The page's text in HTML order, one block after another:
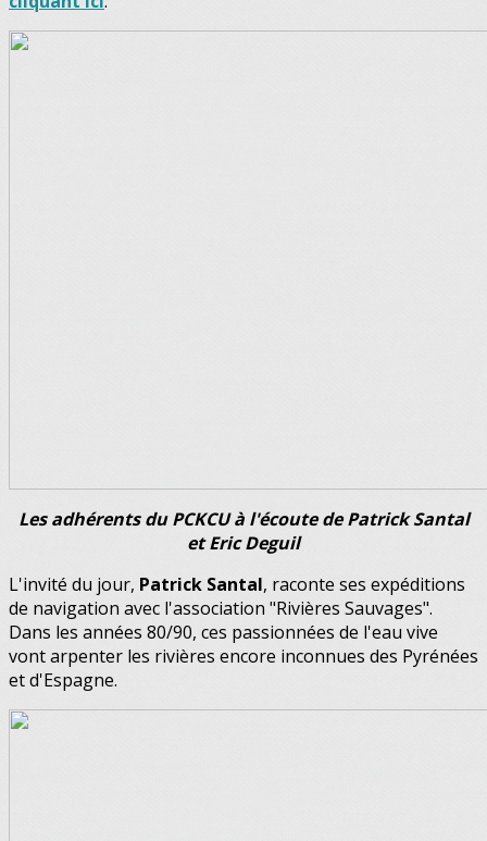
Les adhérents du PCKCU à l'écoute de Patrick Santal
et Eric Deguil
L'invité du jour, Patrick Santal, raconte ses expéditions
de navigation avec l'association "Rivières Sauvages".
Dans les années 80/90, ces passionnées de l'eau vive
vont arpenter les rivières encore inconnues des Pyrénées
et d'Espagne.